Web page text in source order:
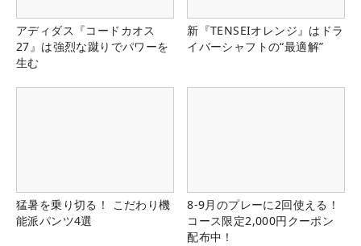
アディダス『コードカオス
27』は強烈な蹴りでパワーを
生む
新『TENSEIオレンジ』はドラ
イバーシャフトの“最適解”
猛暑を乗り切る！ こだわり機
能派パンツ4選
8-9月のプレーに2回使える！
コース限定2,000円クーポン
配布中！